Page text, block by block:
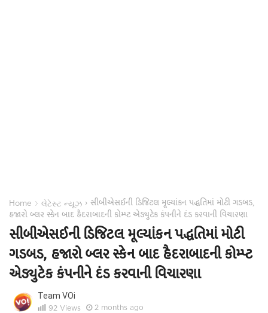
Home › લેટેસ્ટ ન્યૂઝ › સીબીએસઈની ડિજિટલ મૂલ્યાંકન પદ્ધતિમાં મોટી ગડબડ,
હજારો બ્લર સ્કેન બાદ હૈદરાબાદની કોમ્પ્ટ એડ્યુટેક કંપનીને દંડ કરવાની વિચારણા
સીબીએસઈની ડિજિટલ મૂલ્યાંકન પદ્ધતિમાં મોટી
ગડબડ, હજારો બ્લર સ્કેન બાદ હૈદરાબાદની કોમ્પ્ટ
એડ્યુટેક કંપનીને દંડ કરવાની વિચારણા
Team VOi
92 Views 2 months ago